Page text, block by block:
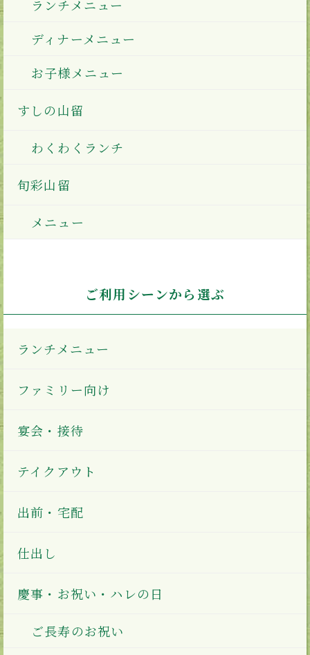
ランチメニュー
ディナーメニュー
お子様メニュー
すしの山留
わくわくランチ
旬彩山留
メニュー
ご利用シーンから選ぶ
ランチメニュー
ファミリー向け
宴会・接待
テイクアウト
出前・宅配
仕出し
慶事・お祝い・ハレの日
ご長寿のお祝い